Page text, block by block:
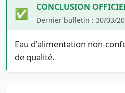
✅ CONCLUSION
Dernier bulletin : 30/03/
Eau d'alimentation non-
de qualité.